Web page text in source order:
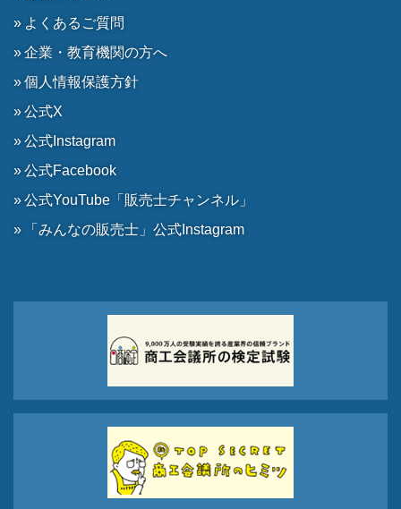
よくあるご質問
企業・教育機関の方へ
個人情報保護方針
公式X
公式Instagram
公式Facebook
公式YouTube「販売士チャンネル」
「みんなの販売士」公式Instagram